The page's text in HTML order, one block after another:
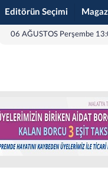
Editörün Seçimi
06 AĞUSTOS Perşembe